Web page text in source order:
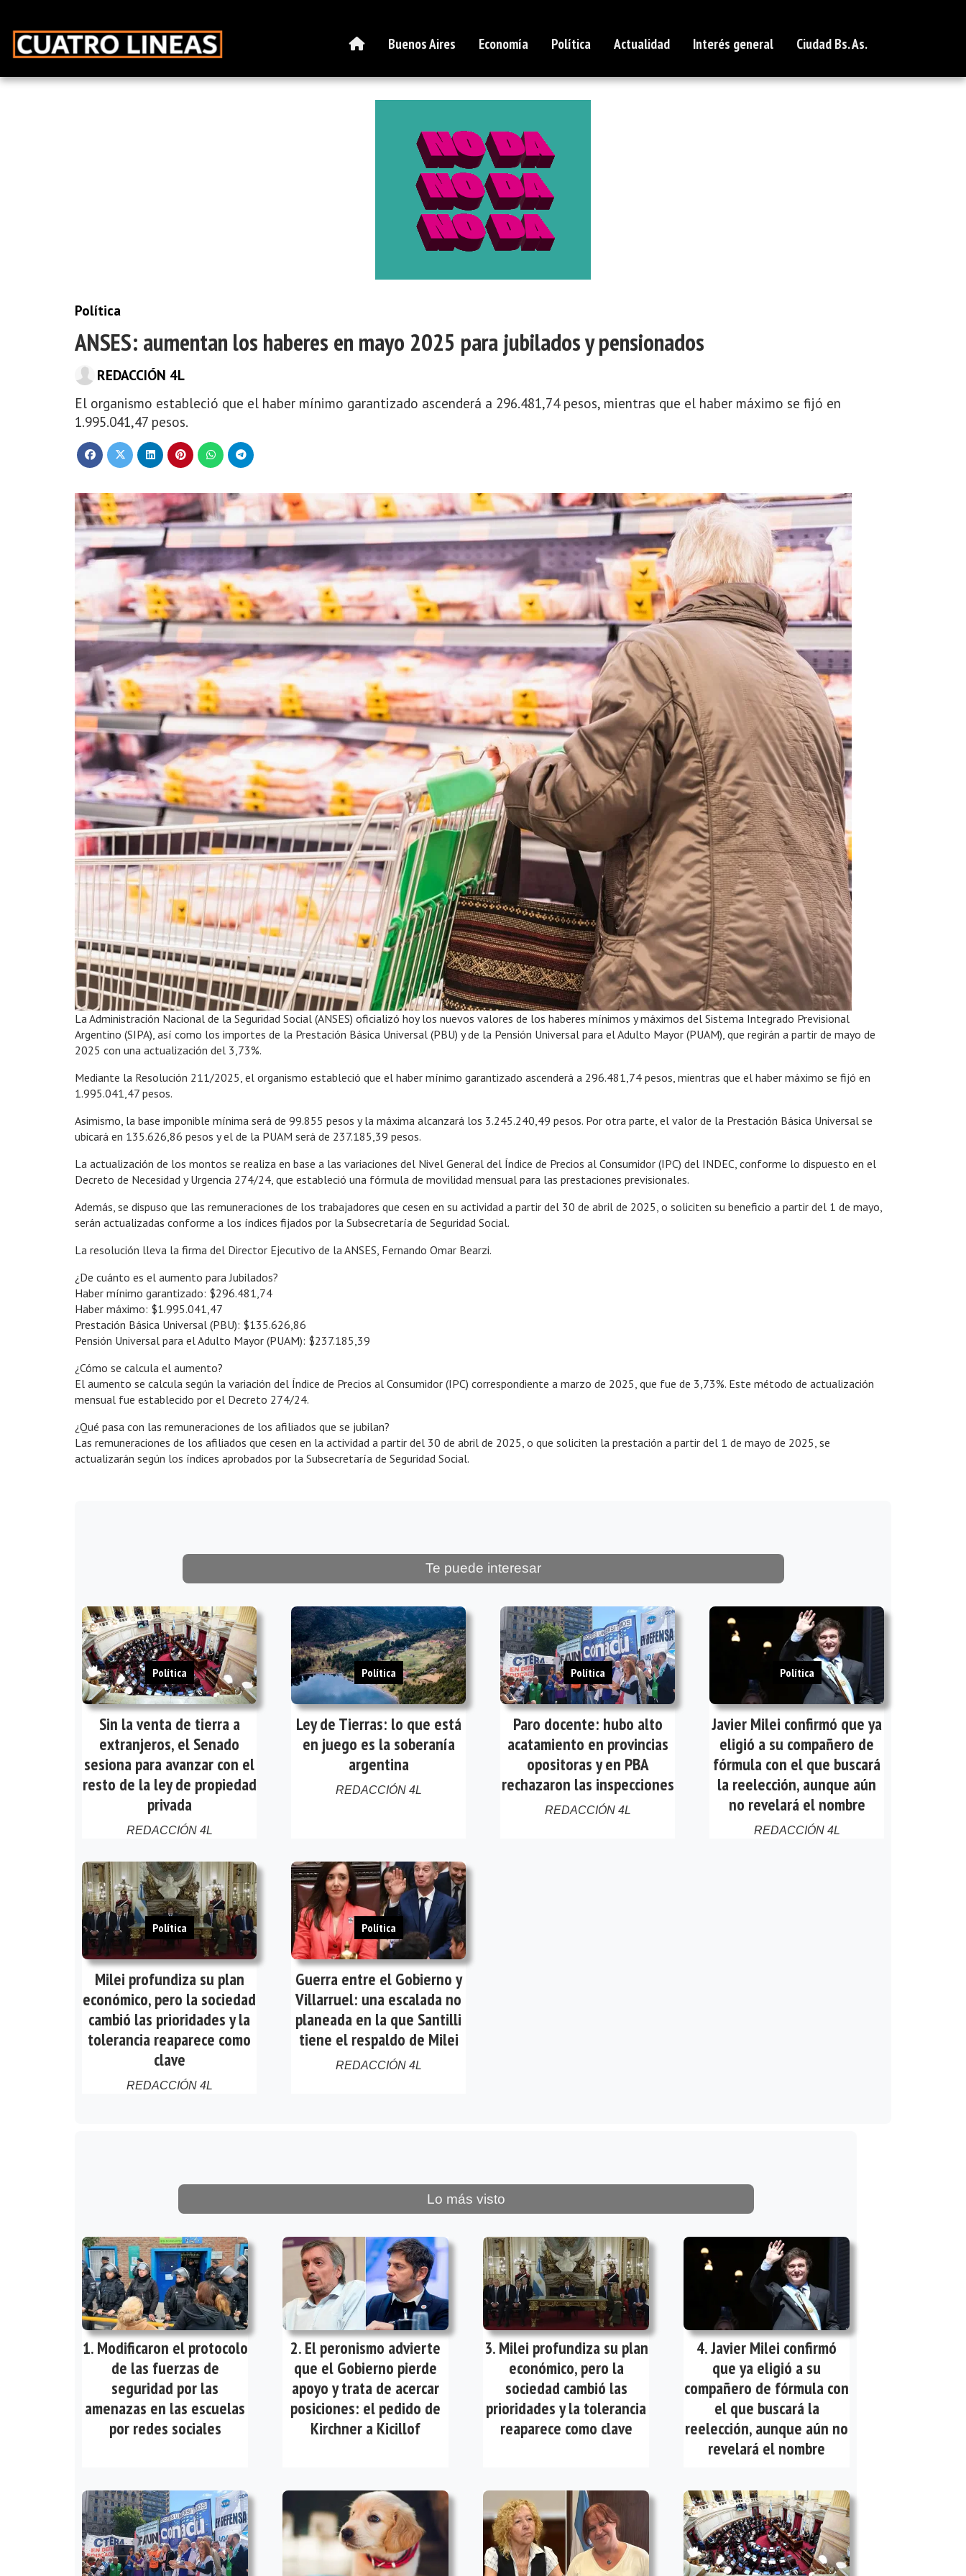
Buenos Aires Economía Política Actualidad Interés general Ciudad Bs. As.
ANSES: aumentan los haberes en mayo 2025 para jubilados y pensionados
El organismo estableció que el haber mínimo garantizado ascenderá a 296.481,74 pesos, mientras que el haber máximo se fijó en
1.995.041,47 pesos.
Política
REDACCIÓN 4L
La Administración Nacional de la Seguridad Social (ANSES) oficializó hoy los nuevos valores de los haberes mínimos y máximos del Sistema Integrado Previsional
Argentino (SIPA), así como los importes de la Prestación Básica Universal (PBU) y de la Pensión Universal para el Adulto Mayor (PUAM), que regirán a partir de mayo de
2025 con una actualización del 3,73%.
Mediante la Resolución 211/2025, el organismo estableció que el haber mínimo garantizado ascenderá a 296.481,74 pesos, mientras que el haber máximo se fijó en
1.995.041,47 pesos.
Asimismo, la base imponible mínima será de 99.855 pesos y la máxima alcanzará los 3.245.240,49 pesos. Por otra parte, el valor de la Prestación Básica Universal se
ubicará en 135.626,86 pesos y el de la PUAM será de 237.185,39 pesos.
La actualización de los montos se realiza en base a las variaciones del Nivel General del Índice de Precios al Consumidor (IPC) del INDEC, conforme lo dispuesto en el
Decreto de Necesidad y Urgencia 274/24, que estableció una fórmula de movilidad mensual para las prestaciones previsionales.
Además, se dispuso que las remuneraciones de los trabajadores que cesen en su actividad a partir del 30 de abril de 2025, o soliciten su beneficio a partir del 1 de mayo,
serán actualizadas conforme a los índices fijados por la Subsecretaría de Seguridad Social.
La resolución lleva la firma del Director Ejecutivo de la ANSES, Fernando Omar Bearzi.
¿De cuánto es el aumento para Jubilados?
Haber mínimo garantizado: $296.481,74
Haber máximo: $1.995.041,47
Prestación Básica Universal (PBU): $135.626,86
Pensión Universal para el Adulto Mayor (PUAM): $237.185,39
¿Cómo se calcula el aumento?
El aumento se calcula según la variación del Índice de Precios al Consumidor (IPC) correspondiente a marzo de 2025, que fue de 3,73%. Este método de actualización
mensual fue establecido por el Decreto 274/24.
¿Qué pasa con las remuneraciones de los afiliados que se jubilan?
Las remuneraciones de los afiliados que cesen en la actividad a partir del 30 de abril de 2025, o que soliciten la prestación a partir del 1 de mayo de 2025, se
actualizarán según los índices aprobados por la Subsecretaría de Seguridad Social.
Te puede interesar
Sin la venta de tierra a
extranjeros, el Senado
sesiona para avanzar con el
resto de la ley de propiedad
privada
REDACCIÓN 4L
Política
Ley de Tierras: lo que está
en juego es la soberanía
argentina
REDACCIÓN 4L
Política
Paro docente: hubo alto
acatamiento en provincias
opositoras y en PBA
rechazaron las inspecciones
REDACCIÓN 4L
Política
Javier Milei confirmó que ya
eligió a su compañero de
fórmula con el que buscará
la reelección, aunque aún
no revelará el nombre
REDACCIÓN 4L
Política
Milei profundiza su plan
económico, pero la sociedad
cambió las prioridades y la
tolerancia reaparece como
clave
REDACCIÓN 4L
Política
Guerra entre el Gobierno y
Villarruel: una escalada no
planeada en la que Santilli
tiene el respaldo de Milei
REDACCIÓN 4L
Política
Lo más visto
Modificaron el protocolo
de las fuerzas de
seguridad por las
amenazas en las escuelas
por redes sociales
El peronismo advierte
que el Gobierno pierde
apoyo y trata de acercar
posiciones: el pedido de
Kirchner a Kicillof
Milei profundiza su plan
económico, pero la
sociedad cambió las
prioridades y la tolerancia
reaparece como clave
Javier Milei confirmó
que ya eligió a su
compañero de fórmula con
el que buscará la
reelección, aunque aún no
revelará el nombre